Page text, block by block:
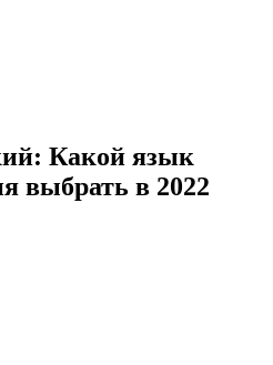
Какой язык
выбрать в 2022